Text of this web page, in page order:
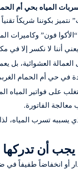
المياه بحي أم
بكوننا شريكاً
فون” وكاميرات
العمالة العشوائية،
في حي أم الحمام
على فواتير المياه
الفاتورة.
يسببه تسرب المياه،
أن تدركها
أو انخفاضاً طفيفاً